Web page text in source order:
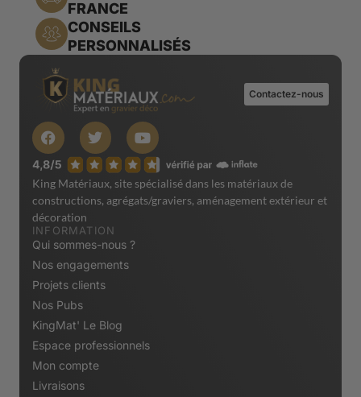
FRANCE
CONSEILS
PERSONNALISÉS
Contactez-nous
King Matériaux, site spécialisé dans les matériaux de
constructions, agrégats/graviers, aménagement extérieur et
décoration
INFORMATION
Qui sommes-nous ?
Nos engagements
Projets clients
Nos Pubs
KingMat' Le Blog
Espace professionnels
Mon compte
Livraisons